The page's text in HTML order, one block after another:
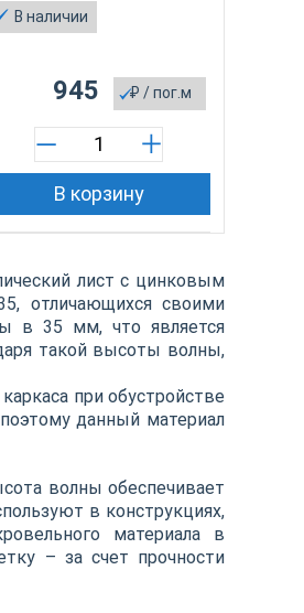
В наличии
₽ / пог.м
945
В корзину
лист с цинковым
отличающихся своими
в 35 мм, что является
такой высоты волны,
при обустройстве
данный материал
волны обеспечивает
в конструкциях,
материала в
– за счет прочности